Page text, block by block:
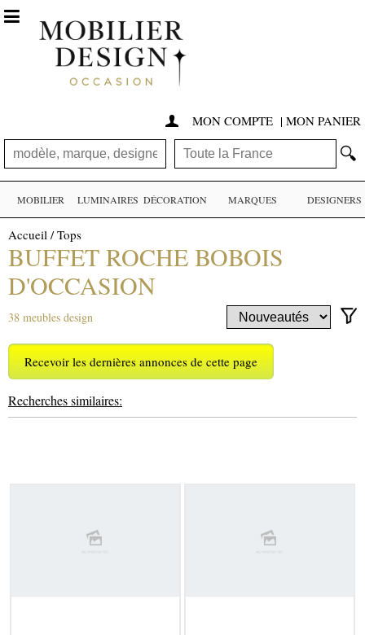
 MON COMPTE | MON PANIER
🔍

MOBILIER LUMINAIRES DÉCORATION MARQUES DESIGNERS
Accueil /Tops
BUFFET ROCHE BOBOIS
D'OCCASION
38 meubles design
Recevoir les dernières annonces de cette page
Recherches similaires: